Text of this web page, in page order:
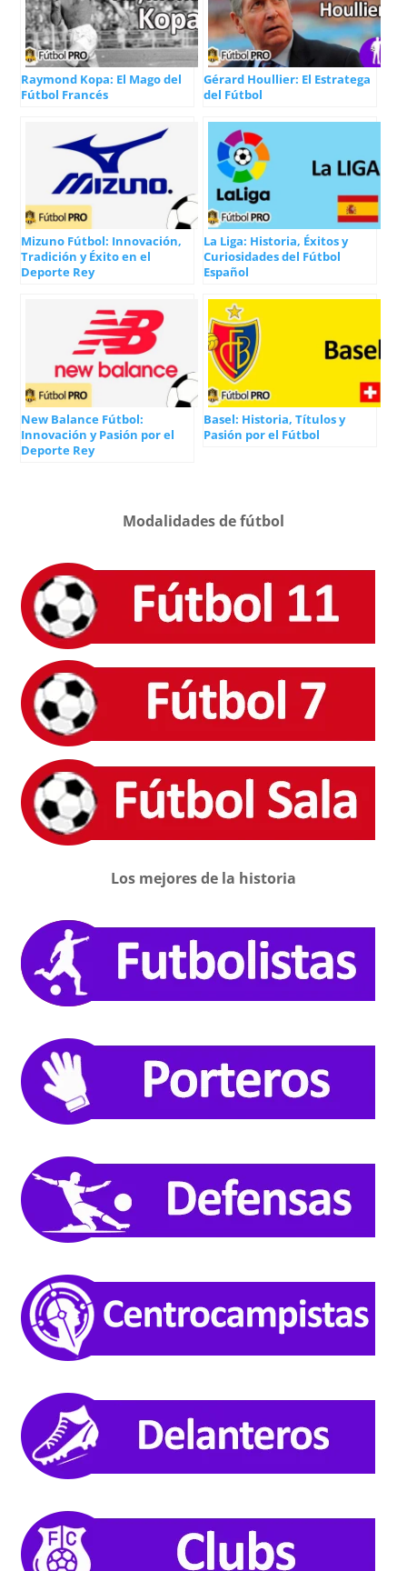
Raymond Kopa: El Mago del
Fútbol Francés
Gérard Houllier: El Estratega
del Fútbol
Mizuno Fútbol: Innovación,
Tradición y Éxito en el
Deporte Rey
La Liga: Historia, Éxitos y
Curiosidades del Fútbol
Español
New Balance Fútbol:
Innovación y Pasión por el
Deporte Rey
Basel: Historia, Títulos y
Pasión por el Fútbol
Modalidades de fútbol
Los mejores de la historia